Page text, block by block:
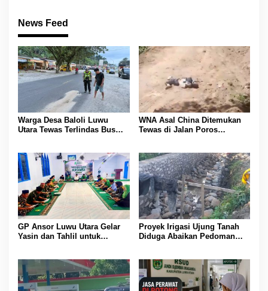
News Feed
Warga Desa Baloli Luwu
Utara Tewas Terlindas Bus
WNA Asal China Ditemukan
Tewas di Jalan Poros
GP Ansor Luwu Utara Gelar
Yasin dan Tahlil untuk
Proyek Irigasi Ujung Tanah
Diduga Abaikan Pedoman